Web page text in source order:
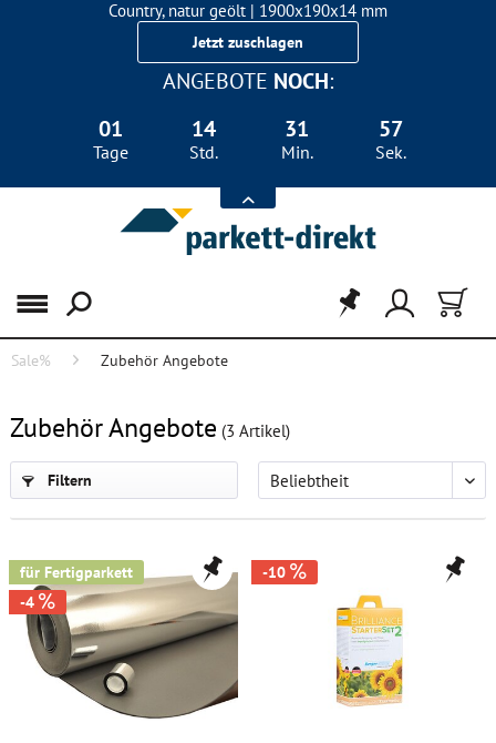
Country, natur geölt | 1900x190x14 mm
Landhausdiele Eiche für nur 29,90 €/m²
Jetzt zuschlagen
ANGEBOTE NOCH:
01
Tage
14
Std.
31
Min.
57
Sek.
Menü
Sale% Zubehör Angebote
FILTER
Zubehör Angebote (3 Artikel)
Filtern
für Fertigparkett
-4
-10